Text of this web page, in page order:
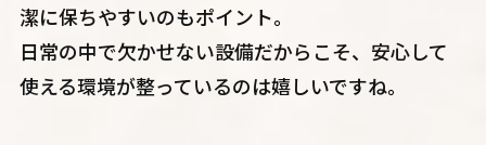
潔に保ちやすいのもポイント。
日常の中で欠かせない設備だからこそ、安心して
使える環境が整っているのは嬉しいですね。